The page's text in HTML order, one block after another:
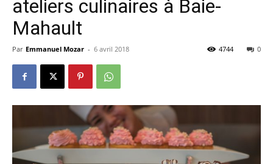
ateliers culinaires à Baie-
Mahault
Par Emmanuel Mozar - 6 avril 2018 0
4744